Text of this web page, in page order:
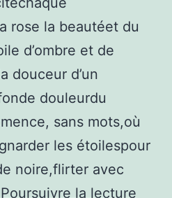
rose la beautéet du
d’ombre et de
douceur d’un
douleurdu
sans mots,où
les étoilespour
noire,flirter avec
Poursuivre la lecture